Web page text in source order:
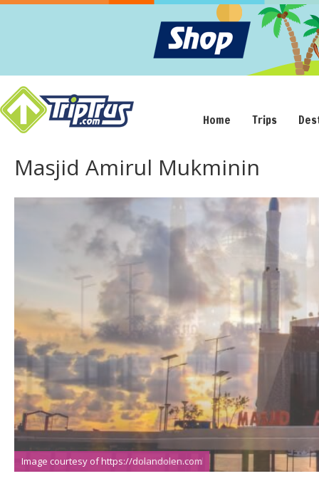
Home Trips
Masjid Amirul Mukminin
Image courtesy of https://maritimenews.id
Image courtesy of https://dolandolen.com